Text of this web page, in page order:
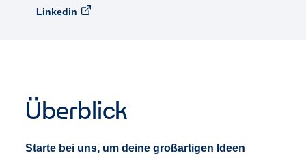
Linkedin
Überblick
Starte bei uns, um deine großartigen Ideen